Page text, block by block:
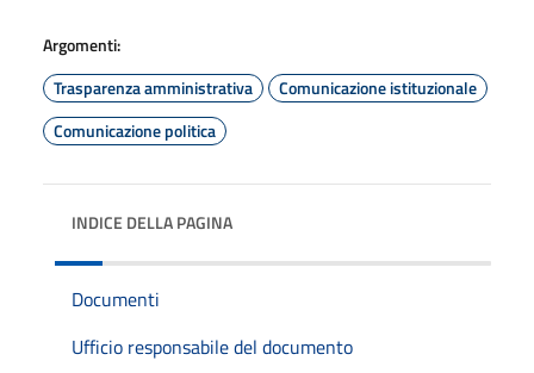
Argomenti:
Trasparenza amministrativa
Comunicazione istituzionale
Comunicazione politica
INDICE DELLA PAGINA
Documenti
Ufficio responsabile del documento